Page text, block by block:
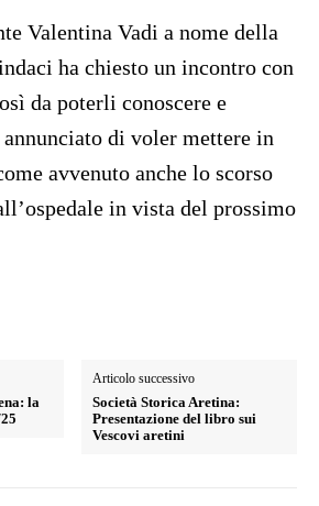
Valentina Vadi a nome della
ha chiesto un incontro con
da poterli conoscere e
di voler mettere in
avvenuto anche lo scorso
in vista del prossimo
la
Articolo successivo
Società Storica Aretina:
Presentazione del libro sui
Vescovi aretini